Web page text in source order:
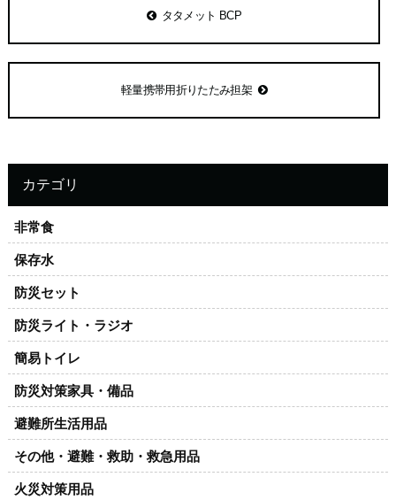
タタメット BCP
軽量携帯用折りたたみ担架
カテゴリ
非常食
保存水
防災セット
防災ライト・ラジオ
簡易トイレ
防災対策家具・備品
避難所生活用品
その他・避難・救助・救急用品
火災対策用品